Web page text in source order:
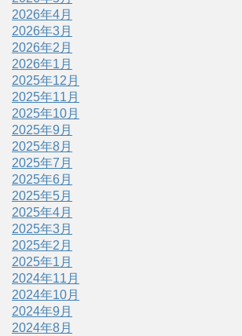
2026年4月
2026年3月
2026年2月
2026年1月
2025年12月
2025年11月
2025年10月
2025年9月
2025年8月
2025年7月
2025年6月
2025年5月
2025年4月
2025年3月
2025年2月
2025年1月
2024年11月
2024年10月
2024年9月
2024年8月